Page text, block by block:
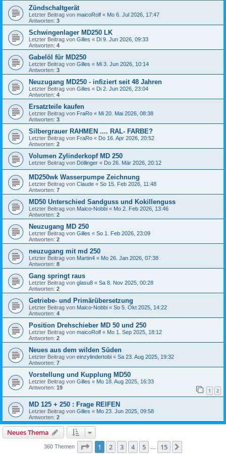
Zündschaltgerät
Letzter Beitrag von maicoRolf « Mo 6. Jul 2026, 17:47
Antworten: 3
Schwingenlager MD250 LK
Letzter Beitrag von Gilles « Di 9. Jun 2026, 09:33
Antworten: 4
Gabelöl für MD250
Letzter Beitrag von Gilles « Mi 3. Jun 2026, 10:14
Antworten: 3
Neuzugang MD250 - infiziert seit 48 Jahren
Letzter Beitrag von Gilles « Di 2. Jun 2026, 23:04
Antworten: 4
Ersatzteile kaufen
Letzter Beitrag von FraRo « Mi 20. Mai 2026, 08:38
Antworten: 3
Silbergrauer RAHMEN .... RAL- FARBE?
Letzter Beitrag von FraRo « Do 16. Apr 2026, 20:52
Antworten: 2
Volumen Zylinderkopf MD 250
Letzter Beitrag von Döllinger « Do 26. Mär 2026, 20:12
MD250wk Wasserpumpe Zeichnung
Letzter Beitrag von Claude « So 15. Feb 2026, 11:48
Antworten: 7
MD50 Unterschied Sandguss und Kokillenguss
Letzter Beitrag von Maico-Nobbi « Mo 2. Feb 2026, 13:46
Antworten: 2
Neuzugang MD 250
Letzter Beitrag von Gilles « So 1. Feb 2026, 23:09
Antworten: 2
neuzugang mit md 250
Letzter Beitrag von Martin4 « Mo 26. Jan 2026, 07:38
Antworten: 8
Gang springt raus
Letzter Beitrag von glasu8 « Sa 8. Nov 2025, 00:28
Antworten: 2
Getriebe- und Primärübersetzung
Letzter Beitrag von Maico-Nobbi « So 5. Okt 2025, 14:22
Antworten: 4
Position Drehschieber MD 50 und 250
Letzter Beitrag von maicoRolf « Mo 1. Sep 2025, 18:12
Antworten: 2
Neues aus dem wilden Süden
Letzter Beitrag von einzylindertobi « Sa 23. Aug 2025, 19:32
Antworten: 7
Vorstellung und Kupplung MD50
Letzter Beitrag von Gilles « Mo 18. Aug 2025, 16:33
Antworten: 19 1 2
MD 125 + 250 : Frage REIFEN
Letzter Beitrag von Gilles « Mo 23. Jun 2025, 09:58
Antworten: 2
Neues Thema
360 Themen Seite 1von 15
1 2 3 4 5 15